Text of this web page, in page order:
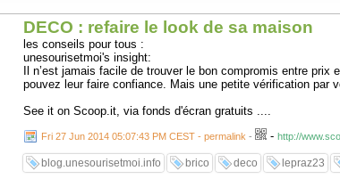
DECO : refaire le look de sa maison
les conseils pour tous :
unesourisetmoi's insight:
Il n’est jamais facile de trouver le bon compromis entre
pouvez leur faire confiance. Mais une petite vérification par
See it on Scoop.it, via fonds d'écran gratuits ....
Fri 27 Jun 2014 05:07:43 PM CEST - permalink - - http://
blog.unesourisetmoi.info brico deco lepraz23